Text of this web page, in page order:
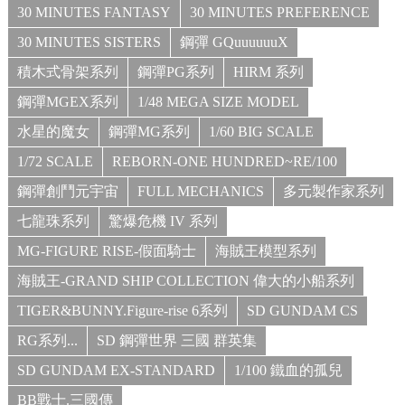
30 MINUTES FANTASY
30 MINUTES PREFERENCE
30 MINUTES SISTERS
鋼彈 GQuuuuuuX
積木式骨架系列
鋼彈PG系列
HIRM 系列
鋼彈MGEX系列
1/48 MEGA SIZE MODEL
水星的魔女
鋼彈MG系列
1/60 BIG SCALE
1/72 SCALE
REBORN-ONE HUNDRED~RE/100
鋼彈創鬥元宇宙
FULL MECHANICS
多元製作家系列
七龍珠系列
驚爆危機 IV 系列
MG-FIGURE RISE-假面騎士
海賊王模型系列
海賊王-GRAND SHIP COLLECTION 偉大的小船系列
TIGER&BUNNY.Figure-rise 6系列
SD GUNDAM CS
RG系列...
SD 鋼彈世界 三國 群英集
SD GUNDAM EX-STANDARD
1/100 鐵血的孤兒
BB戰士.三國傳